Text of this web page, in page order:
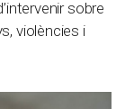
sobre
violències i